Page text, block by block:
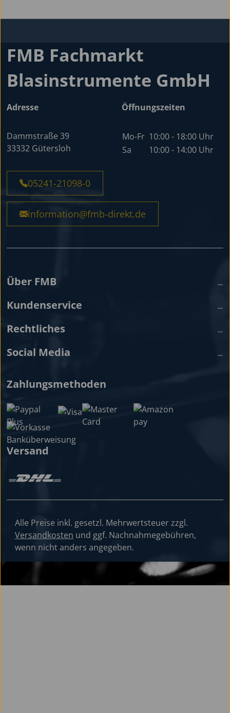
FMB Fachmarkt
Blasinstrumente GmbH
Adresse
Dammstraße 39
33332 Gütersloh
Öffnungszeiten
Mo-Fr 10:00 - 18:00 Uhr
Sa
10:00 - 14:00 Uhr
05241-21098-0
information@fmb-direkt.de
Über FMB
Kundenservice
Rechtliches
Social Media
Zahlungsmethoden
Versand
Alle Preise inkl. gesetzl. Mehrwertsteuer zzgl.
Versandkosten und ggf. Nachnahmegebühren,
wenn nicht anders angegeben.